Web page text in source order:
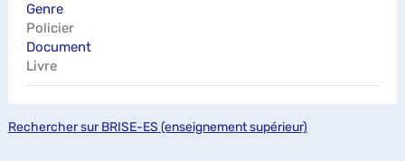
Genre
Policier
Document
Livre
Rechercher sur BRISE-ES (enseignement supérieur)